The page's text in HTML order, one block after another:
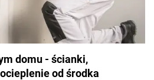
domu - ścianki,
od środka